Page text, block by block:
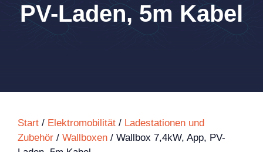
PV-Laden, 5m Kabel
Start / Elektromobilität / Ladestationen und
Zubehör / Wallboxen / Wallbox 7,4kW, App, PV-